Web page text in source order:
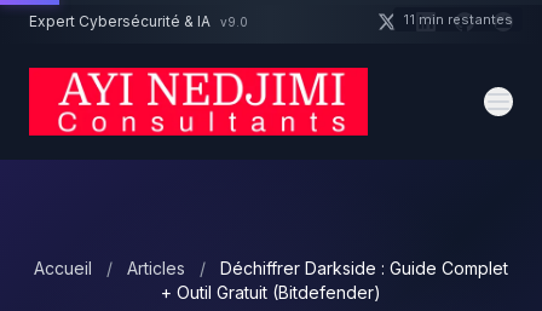
Aller au contenu principal
Expert Cybersécurité & IA v9.0
Accueil / Articles /
Déchiffrer Darkside : Guide Complet
+ Outil Gratuit (Bitdefender)
Un projet cybersécurité ? 11 min restantes